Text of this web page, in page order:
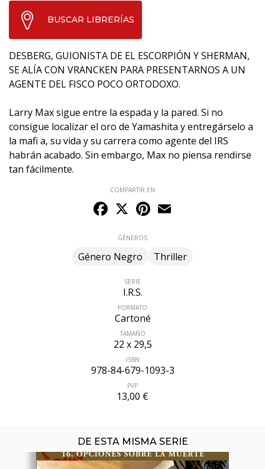
BUSCAR LIBRERÍAS
DESBERG, GUIONISTA DE EL ESCORPIÓN Y SHERMAN,
SE ALÍA CON VRANCKEN PARA PRESENTARNOS A UN
AGENTE DEL FISCO POCO ORTODOXO.
Larry Max sigue entre la espada y la pared. Si no
consigue localizar el oro de Yamashita y entregárselo a
la mafi a, su vida y su carrera como agente del IRS
habrán acabado. Sin embargo, Max no piensa rendirse
tan fácilmente.
COMPARTIR EN
Facebook
X Pinterest
GÉNEROS
Género Negro Thriller
SERIE
I.R.S.
FORMATO
Cartoné
TAMAÑO
22 x 29,5
ISBN
978-84-679-1093-3
PVP
13,00 €
DE ESTA MISMA SERIE